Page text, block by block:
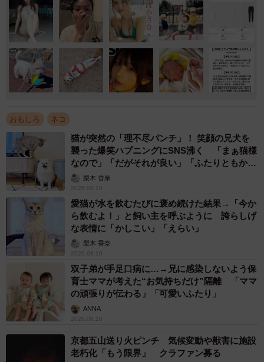
おもしろ ネコ
猫が突然の「理不尽パンチ」！ 笑顔の兄犬を
襲った爆笑ハプニングにSNS沸く 「まぁ猫様
なので」「だがそれが良い」「ふたりともかわ
いいね」
梨木 香奈
2026.08.10
愛猫が水を飲むたびに褒め続けた結果→「今か
ら飲むよ！」と飼い主を呼ぶように 誇らしげ
な表情に「かしこい」「えらい」
梨木 香奈
2026.08.10
双子弟が手足口病に…→兄に感染しないよう保
育士ママが考えた“お気持ちだけ”隔離 「ママ
の頑張りが伝わる」「可愛いふたり」
ANNA
2026.08.10
京都五山送り火ピンチ 気候変動や獣害に施設
老朽化「もう限界」 クラファン募る